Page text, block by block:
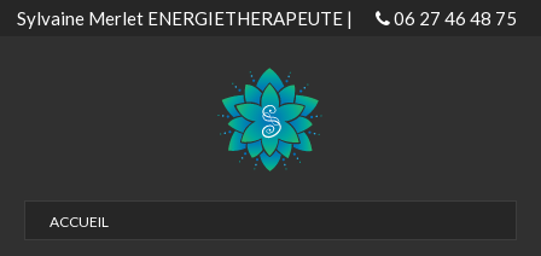
Sylvaine Merlet ENERGIETHERAPEUTE | 06 27 46 48 75
ACCUEIL